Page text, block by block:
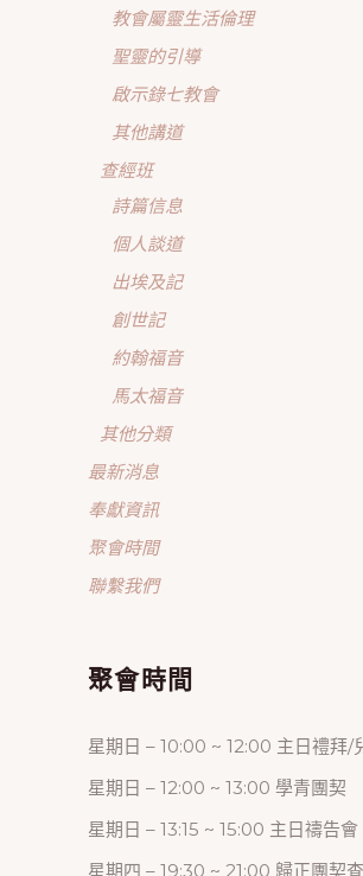
教會屬靈生活倫理
聖靈的引導
啟示錄七教會
其他講道
查經班
詩篇信息
個人談道
出埃及記
創世記
約翰福音
馬太福音
其他分類
最新消息
奉獻資訊
聚會時間
聯繫我們
聚會時間
星期日 – 10:00 ~ 12:00 主日禮拜/
星期日 – 12:00 ~ 13:00 學青團契
星期日 – 13:15 ~ 15:00 主日禱告會
星期四 – 19:30 ~ 21:00 歸正團契